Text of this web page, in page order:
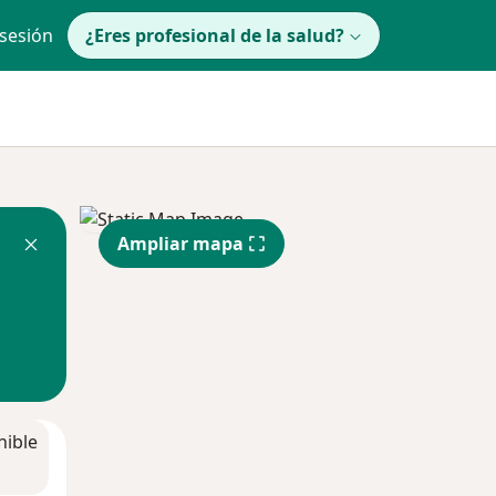
¿Eres profesional de la salud?
Ampliar mapa